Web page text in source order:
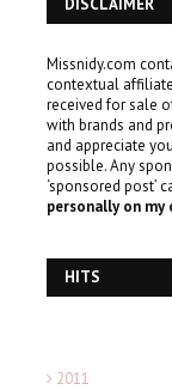
Missnidy.com
contextual
received for sale
with brands and
and appreciate
possible. Any
‘sponsored post’
personally on my
HITS
2011